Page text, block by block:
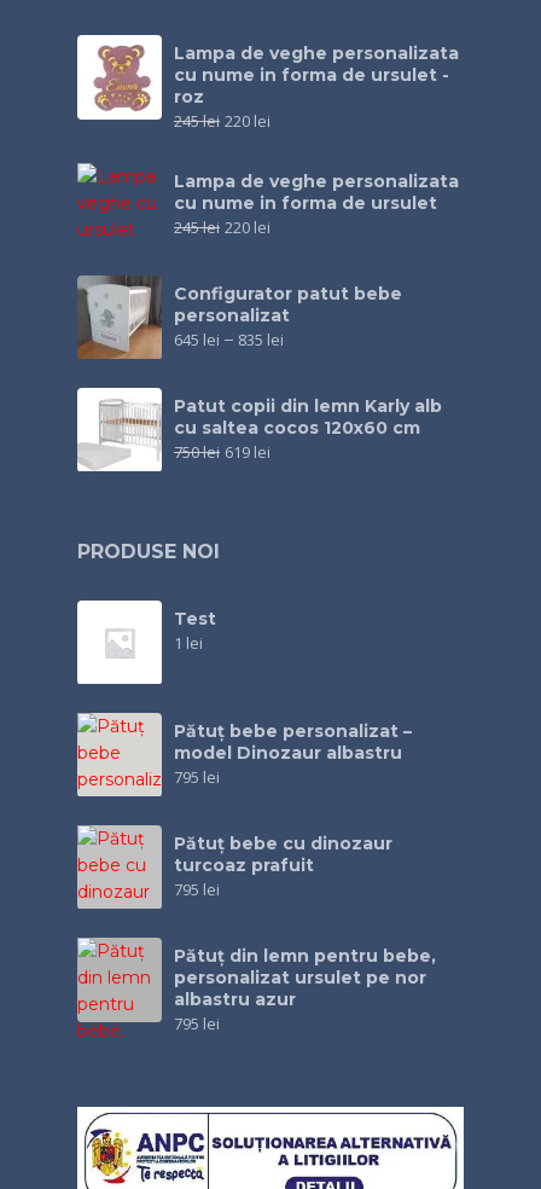
Lampa de veghe personalizata
cu nume in forma de ursulet -
roz
245lei 220 lei
Lampa de veghe personalizata
cu nume in forma de ursulet
245lei 220 lei
Configurator patut bebe
personalizat
645 lei – 835 lei
Patut copii din lemn Karly alb
cu saltea cocos 120x60 cm
750lei 619 lei
PRODUSE NOI
Test
1 lei
Pătuț bebe personalizat –
model Dinozaur albastru
795 lei
Pătuţ bebe cu dinozaur
turcoaz prafuit
795 lei
Pătuţ din lemn pentru bebe,
personalizat ursulet pe nor
albastru azur
795 lei